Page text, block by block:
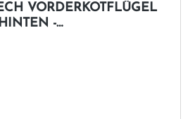
VORDERKOTFLÜGEL
-